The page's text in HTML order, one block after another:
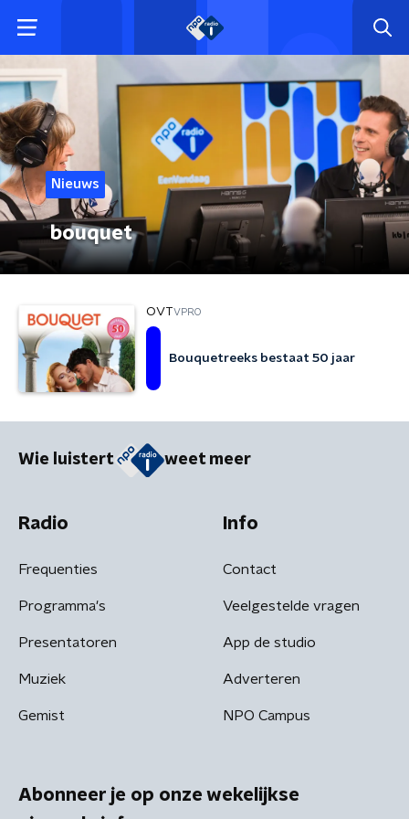
Nieuws
bouquet
OVTVPRO
Bouquetreeks bestaat 50 jaar
Wie luistert weet meer
Radio
Frequenties
Programma's
Presentatoren
Muziek
Gemist
Info
Contact
Veelgestelde vragen
App de studio
Adverteren
NPO Campus
Abonneer je op onze wekelijkse